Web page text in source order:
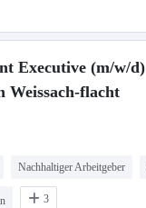
Executive (m/w/d)
Weissach-flacht
Nachhaltiger Arbeitgeber
3